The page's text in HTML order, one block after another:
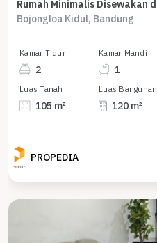
Bojongloa Kidul, Bandung
Kamar Tidur
2
Kamar Mandi
1
Luas Tanah
105 m²
Luas Bangunan
120 m²
PROPEDIA